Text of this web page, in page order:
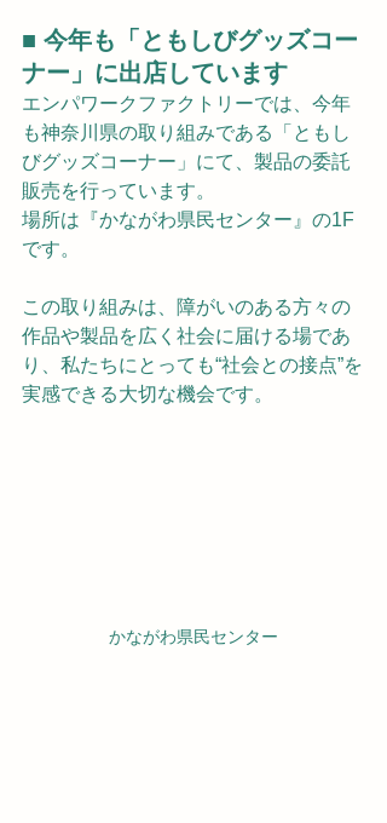
■ 今年も「ともしびグッズコー
ナー」に出店しています
エンパワークファクトリーでは、今年
も神奈川県の取り組みである「ともし
びグッズコーナー」にて、製品の委託
販売を行っています。
場所は『かながわ県民センター』の1F
です。
この取り組みは、障がいのある方々の
作品や製品を広く社会に届ける場であ
り、私たちにとっても“社会との接点”を
実感できる大切な機会です。
かながわ県民センター